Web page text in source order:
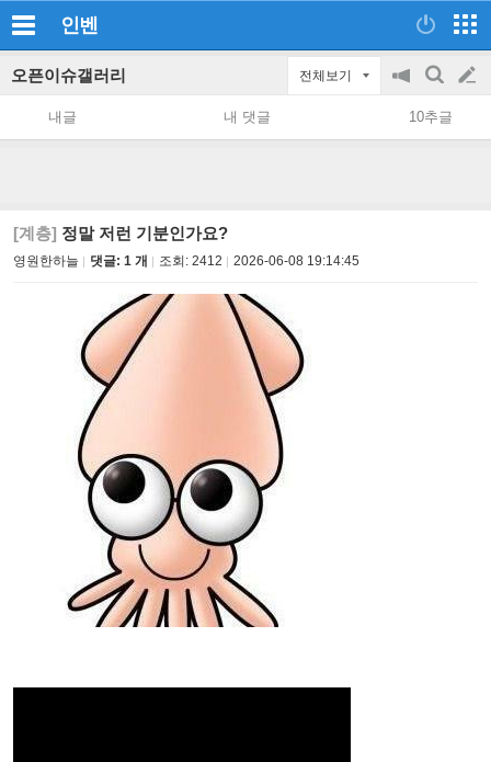
인벤
오픈이슈갤러리 전체보기
공
지
on/off
검
색
글
쓰
내글 내 댓글 10추글
[계층] 정말 저런 기분인가요?
영원한하늘 댓글: 1 개 조회: 2412 2026-06-08 19:14:45